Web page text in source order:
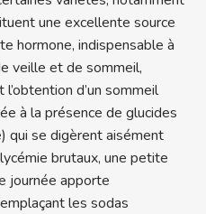
une excellente source
hormone, indispensable à
veille et de sommeil,
d’un sommeil
à la présence de glucides
qui se digèrent aisément
brutaux, une petite
journée apporte
les sodas